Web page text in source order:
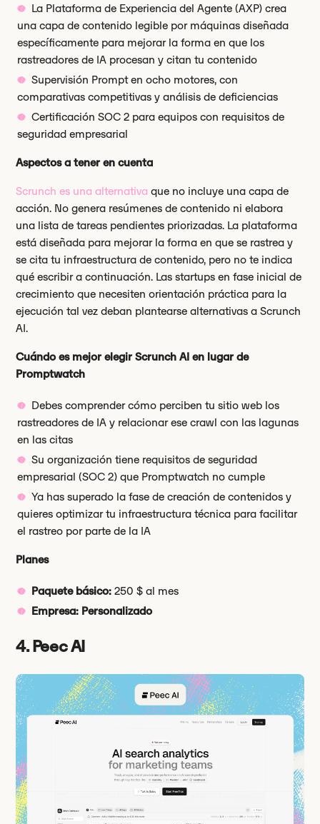
La Plataforma de Experiencia del Agente (AXP) crea
una capa de contenido legible por máquinas diseñada
específicamente para mejorar la forma en que los
rastreadores de IA procesan y citan tu contenido
Supervisión Prompt en ocho motores, con
comparativas competitivas y análisis de deficiencias
Certificación SOC 2 para equipos con requisitos de
seguridad empresarial
Aspectos a tener en cuenta
Scrunch es una alternativa que no incluye una capa de
acción. No genera resúmenes de contenido ni elabora
una lista de tareas pendientes priorizadas. La plataforma
está diseñada para mejorar la forma en que se rastrea y
se cita tu infraestructura de contenido, pero no te indica
qué escribir a continuación. Las startups en fase inicial de
crecimiento que necesiten orientación práctica para la
ejecución tal vez deban plantearse alternativas a Scrunch
AI.
Cuándo es mejor elegir Scrunch AI en lugar de
Promptwatch
Debes comprender cómo perciben tu sitio web los
rastreadores de IA y relacionar ese crawl con las lagunas
en las citas
Su organización tiene requisitos de seguridad
empresarial (SOC 2) que Promptwatch no cumple
Ya has superado la fase de creación de contenidos y
quieres optimizar tu infraestructura técnica para facilitar
el rastreo por parte de la IA
Planes
Paquete básico: 250 $ al mes
Empresa: Personalizado
4. Peec AI